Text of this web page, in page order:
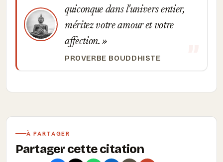
quiconque dans l'univers entier,
méritez votre amour et votre
affection.
PROVERBE BOUDDHISTE
À PARTAGER
Partager cette citation